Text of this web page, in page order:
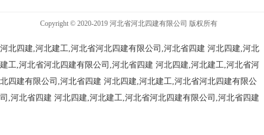
Copyright © 2020-2019 河北省河北四建有限公司 版权所有
河北四建,河北建工,河北省河北四建有限公司,河北省四建 河北四建,河北
建工,河北省河北四建有限公司,河北省四建 河北四建,河北建工,河北省河
北四建有限公司,河北省四建 河北四建,河北建工,河北省河北四建有限公
司,河北省四建 河北四建,河北建工,河北省河北四建有限公司,河北省四建